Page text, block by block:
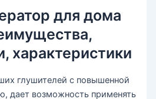
для дома
характеристики
глушителей с повышенной
дает возможность применять